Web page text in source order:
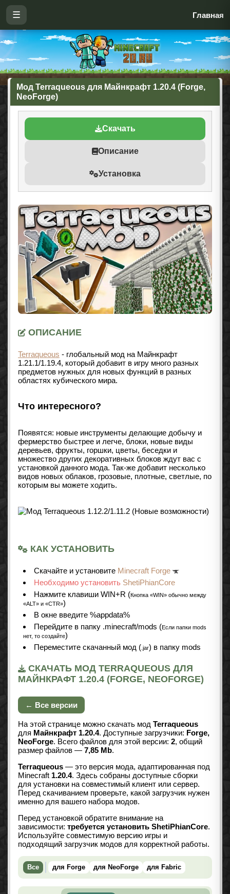
☰ Главная
Мод Terraqueous для Майнкрафт 1.20.4 (Forge,
NeoForge)
Скачать
Описание
Установка
ОПИСАНИЕ
Terraqueous - глобальный мод на Майнкрафт
1.21.1/1.19.4, который добавит в игру много разных
предметов нужных для новых функций в разных
областях кубического мира.
Что интересного?
Появятся: новые инструменты делающие добычу и
фермерство быстрее и легче, блоки, новые виды
деревьев, фрукты, горшки, цветы, беседки и
множество других декоративных блоков ждут вас с
установкой данного мода. Так-же добавит несколько
видов новых облаков, грозовые, плотные, светлые, по
которым вы можете ходить.
КАК УСТАНОВИТЬ
Cкачайте и установите Minecraft Forge
Необходимо установить ShetiPhianCore
Нажмите клавиши WIN+R (Кнопка «WIN» обычно между
«ALT» и «CTR»)
В окне введите %appdata%
Перейдите в папку .minecraft/mods (Если папки mods
нет, то создайте)
Переместите скачанный мод ( .jar) в папку mods
СКАЧАТЬ МОД TERRAQUEOUS ДЛЯ
МАЙНКРАФТ 1.20.4 (FORGE, NEOFORGE)
← Все версии
На этой странице можно скачать мод Terraqueous
для Майнкрафт 1.20.4. Доступные загрузчики: Forge,
NeoForge. Всего файлов для этой версии: 2, общий
размер файлов — 7,85 Mb.
Terraqueous — это версия мода, адаптированная под
Minecraft 1.20.4. Здесь собраны доступные сборки
для установки на совместимый клиент или сервер.
Перед скачиванием проверьте, какой загрузчик нужен
именно для вашего набора модов.
Перед установкой обратите внимание на
зависимости: требуется установить ShetiPhianCore.
Используйте совместимую версию игры и
подходящий загрузчик модов для корректной работы.
Все для Forge для NeoForge для Fabric